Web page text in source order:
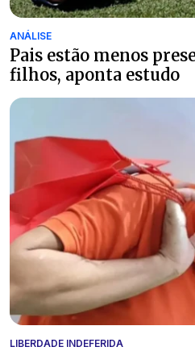
ANÁLISE
Pais estão menos
filhos, aponta estudo
LIBERDADE INDEFERIDA